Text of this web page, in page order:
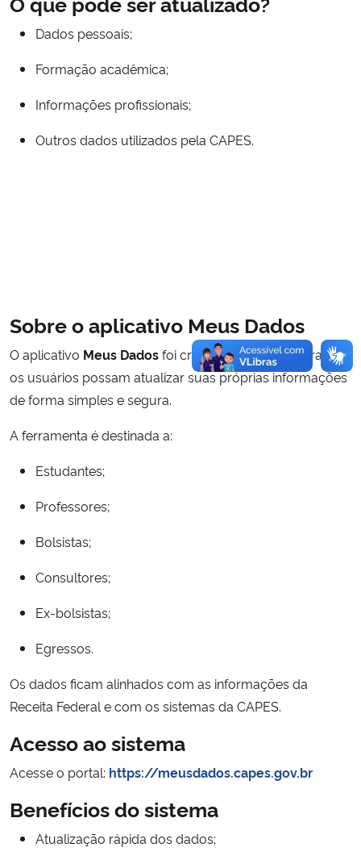
Dados pessoais;
Formação acadêmica;
Informações profissionais;
Outros dados utilizados pela CAPES.
Sobre o aplicativo Meus Dados
O aplicativo Meus Dadosfoi criado pela CAPES para que
os usuários possam atualizar suas próprias informações
de forma simples e segura.
A ferramenta é destinada a:
Estudantes;
Professores;
Bolsistas;
Consultores;
Ex-bolsistas;
Egressos.
Os dados ficam alinhados com as informações da
Receita Federal e com os sistemas da CAPES.
Acesso ao sistema
Acesse o portal: https://meusdados.capes.gov.br
Benefícios do sistema
Atualização rápida dos dados;